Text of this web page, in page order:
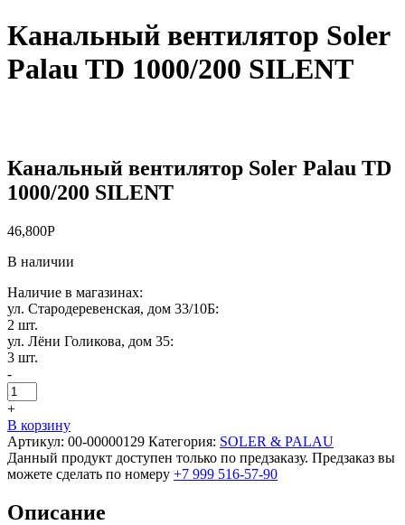
Канальный вентилятор Soler
Palau TD 1000/200 SILENT
Канальный вентилятор Soler Palau TD
1000/200 SILENT
46,800Р
В наличии
Наличие в магазинах:
ул. Стародеревенская, дом 33/10Б:
2 шт.
ул. Лёни Голикова, дом 35:
3 шт.
-
+
В корзину
Артикул: 00-00000129 Категория: SOLER & PALAU
Данный продукт доступен только по предзаказу. Предзаказ вы
можете сделать по номеру +7 999 516-57-90
Описание